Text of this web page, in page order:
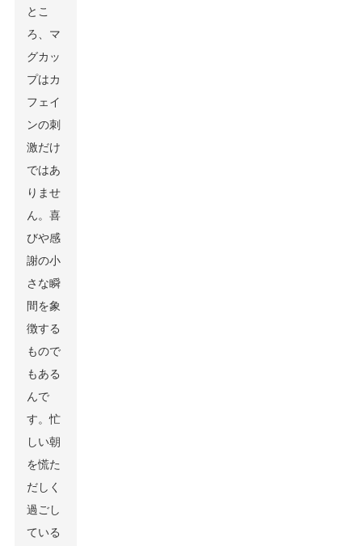
とこ
ろ、マ
グカッ
プはカ
フェイ
ンの刺
激だけ
ではあ
りませ
ん。喜
びや感
謝の小
さな瞬
間を象
徴する
もので
もある
んで
す。忙
しい朝
を慌た
だしく
過ごし
ている